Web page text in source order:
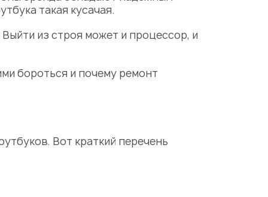
такая кусачая.
из строя может и процессор, и
бороться и почему ремонт
Вот краткий перечень